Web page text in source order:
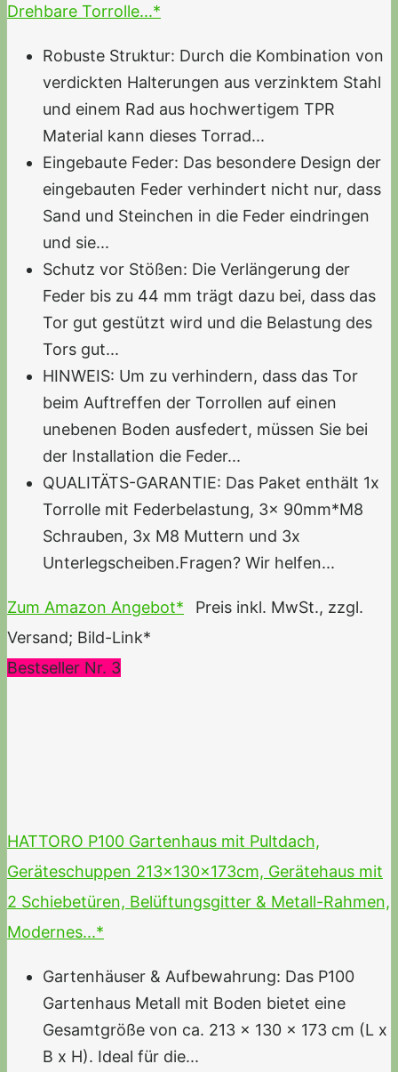
Drehbare Torrolle...*
Robuste Struktur: Durch die Kombination von
verdickten Halterungen aus verzinktem Stahl
und einem Rad aus hochwertigem TPR
Material kann dieses Torrad...
Eingebaute Feder: Das besondere Design der
eingebauten Feder verhindert nicht nur, dass
Sand und Steinchen in die Feder eindringen
und sie...
Schutz vor Stößen: Die Verlängerung der
Feder bis zu 44 mm trägt dazu bei, dass das
Tor gut gestützt wird und die Belastung des
Tors gut...
HINWEIS: Um zu verhindern, dass das Tor
beim Auftreffen der Torrollen auf einen
unebenen Boden ausfedert, müssen Sie bei
der Installation die Feder...
QUALITÄTS-GARANTIE: Das Paket enthält 1x
Torrolle mit Federbelastung, 3x 90mm*M8
Schrauben, 3x M8 Muttern und 3x
Unterlegscheiben.Fragen? Wir helfen...
Zum Amazon Angebot*
Preis inkl. MwSt., zzgl.
Versand; Bild-Link*
Bestseller Nr. 3
HATTORO P100 Gartenhaus mit Pultdach,
Geräteschuppen 213x130x173cm, Gerätehaus mit
2 Schiebetüren, Belüftungsgitter & Metall-Rahmen,
Modernes...*
Gartenhäuser & Aufbewahrung: Das P100
Gartenhaus Metall mit Boden bietet eine
Gesamtgröße von ca. 213 x 130 x 173 cm (L x
B x H). Ideal für die...